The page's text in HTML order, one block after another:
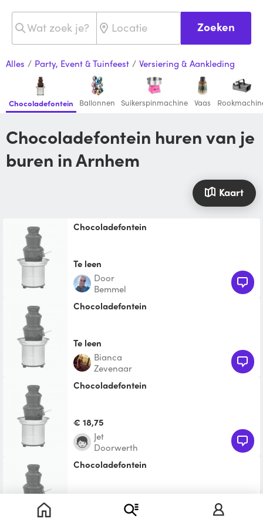
Zoeken
Alles / Party, Event & Tuinfeest / Versiering & Aankleding
Chocoladefontein Ballonnen Suikerspinmachine Vaas
Chocoladefontein huren van je
buren in Arnhem
Kaart
Chocoladefontein
Te leen
Door
Bemmel
Chocoladefontein
Te leen
bianca
Zevenaar
Chocoladefontein
€ 18,75
jet
Doorwerth
Chocoladefontein